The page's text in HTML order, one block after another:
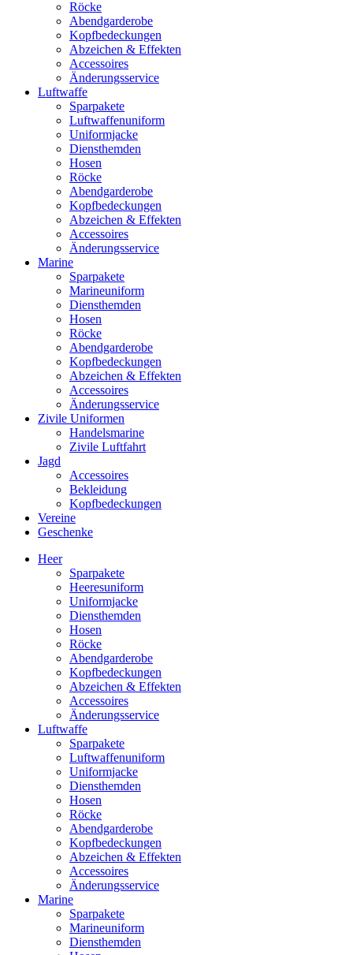
Röcke
Abendgarderobe
Kopfbedeckungen
Abzeichen & Effekten
Accessoires
Änderungsservice
Luftwaffe
Sparpakete
Luftwaffenuniform
Uniformjacke
Diensthemden
Hosen
Röcke
Abendgarderobe
Kopfbedeckungen
Abzeichen & Effekten
Accessoires
Änderungsservice
Marine
Sparpakete
Marineuniform
Diensthemden
Hosen
Röcke
Abendgarderobe
Kopfbedeckungen
Abzeichen & Effekten
Accessoires
Änderungsservice
Zivile Uniformen
Handelsmarine
Zivile Luftfahrt
Jagd
Accessoires
Bekleidung
Kopfbedeckungen
Vereine
Geschenke
Heer
Sparpakete
Heeresuniform
Uniformjacke
Diensthemden
Hosen
Röcke
Abendgarderobe
Kopfbedeckungen
Abzeichen & Effekten
Accessoires
Änderungsservice
Luftwaffe
Sparpakete
Luftwaffenuniform
Uniformjacke
Diensthemden
Hosen
Röcke
Abendgarderobe
Kopfbedeckungen
Abzeichen & Effekten
Accessoires
Änderungsservice
Marine
Sparpakete
Marineuniform
Diensthemden